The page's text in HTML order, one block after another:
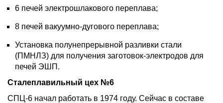
6 печей электрошлакового переплава;
8 печей вакуумно-дугового переплава;
Установка полунепрерывной разливки стали
(ПМНЛЗ) для получения заготовок-электродов для
печей ЭШП.
Сталеплавильный цех №6
СПЦ-6 начал работать в 1974 году. Сейчас в составе